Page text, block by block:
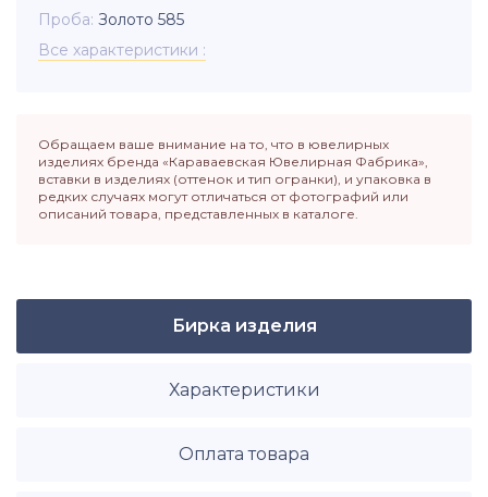
Проба Золото 585
Все характеристики
Обращаем ваше внимание на то, что в ювелирных
изделиях бренда «Караваевская Ювелирная Фабрика»,
вставки в изделиях (оттенок и тип огранки), и упаковка в
редких случаях могут отличаться от фотографий или
описаний товара, представленных в каталоге.
Бирка изделия
Характеристики
Оплата товара